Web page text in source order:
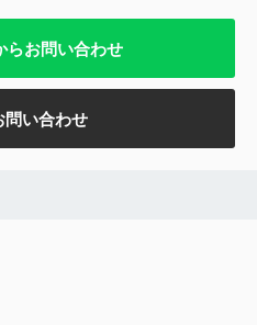
らお問い合わせ
問い合わせ